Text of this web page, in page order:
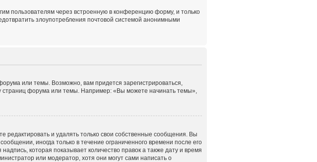
пользователям через встроенную в конференцию форму, и только
злоупотребления почтовой системой анонимными
или темы. Возможно, вам придется зарегистрироваться,
страниц форума или темы. Например: «Вы можете начинать темы»,
и удалять только свои собственные сообщения. Вы
иногда только в течение ограниченного времени после его
которая показывает количество правок а также дату и время
или модератор, хотя они могут сами написать о